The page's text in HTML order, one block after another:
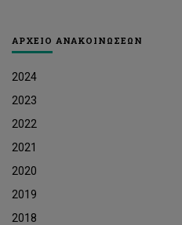
ΑΡΧΕΙΟ ΑΝΑΚΟΙΝΩΣΕΩΝ
2024
2023
2022
2021
2020
2019
2018